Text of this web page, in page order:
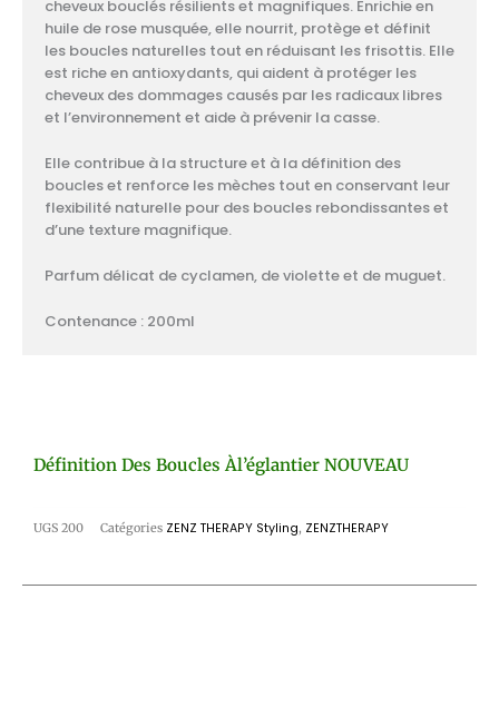
cheveux bouclés résilients et magnifiques. Enrichie en
huile de rose musquée, elle nourrit, protège et définit
les boucles naturelles tout en réduisant les frisottis. Elle
est riche en antioxydants, qui aident à protéger les
cheveux des dommages causés par les radicaux libres
et l’environnement et aide à prévenir la casse.
Elle contribue à la structure et à la définition des
boucles et renforce les mèches tout en conservant leur
flexibilité naturelle pour des boucles rebondissantes et
d’une texture magnifique.
Parfum délicat de cyclamen, de violette et de muguet.
Contenance : 200ml
Définition Des Boucles Àl’églantier NOUVEAU
UGS 200 Catégories ZENZ THERAPY Styling, ZENZTHERAPY